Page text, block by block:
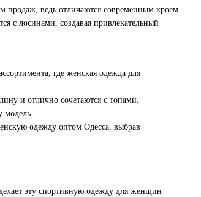
продаж, ведь отличаются современным кроем.
с лосинами, создавая привлекательный
где женская одежда для
и отлично сочетаются с топами.
модель.
одежду оптом Одесса, выбрав
эту спортивную одежду для женщин